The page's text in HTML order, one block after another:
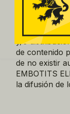
los mismos
EMBOTITS
quedando
y/o
de contenido
de no existir
EMBOTITS
la difusión de